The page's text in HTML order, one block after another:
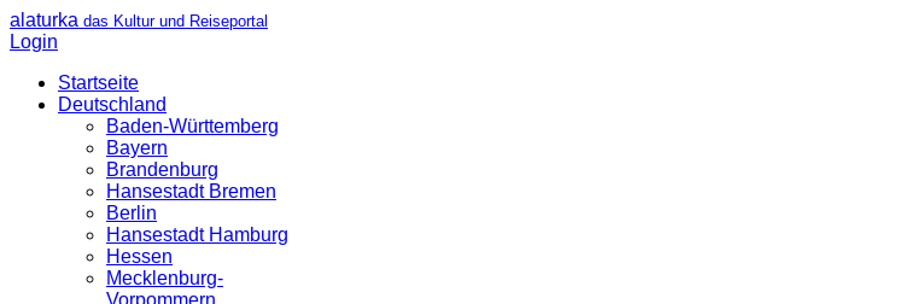
alaturka das Kultur und Reiseportal
Login
Startseite
Deutschland
Baden-Württemberg
Bayern
Brandenburg
Hansestadt Bremen
Berlin
Hansestadt Hamburg
Hessen
Mecklenburg-
Vorpommern